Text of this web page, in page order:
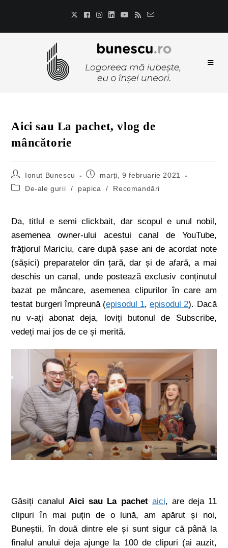
Aici sau La pachet, vlog de
mâncătorie
Ionut Bunescu
marți, 9 februarie 2021
De-ale gurii
/ papica / Recomandări
Da, titlul e semi clickbait, dar scopul e unul nobil,
asemenea owner-ului acestui canal de YouTube,
frățiorul Mariciu, care după șase ani de acordat note
(sășici) preparatelor din țară, dar și de afară, a mai
deschis un canal, unde postează exclusiv conținutul
bazat pe mâncare, asemenea clipurilor în care am
testat burgeri împreună (episodul 1,episodul 2). Dacă
nu v-ați abonat deja, loviți butonul de Subscribe,
vedeți mai jos de ce și merită.
Găsiți canalul Aici sau La pachet aici, are deja 11
clipuri în mai puțin de o lună, am apărut și noi,
Buneștii, în două dintre ele și sunt sigur că până la
finalul anului deja ajunge la 100 de clipuri (ai auzit,